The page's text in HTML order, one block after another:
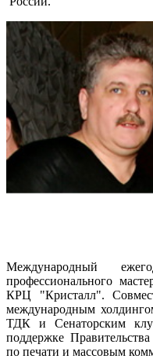
Международный
профессионального
КРЦ "Кристалл".
международным
ТДК и Сенаторским
поддержке
по печати и массовым